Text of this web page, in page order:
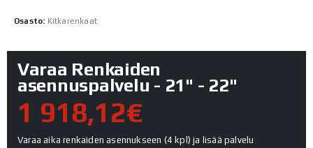
Osasto: Kitkarenkaat
Varaa Renkaiden
asennuspalvelu - 21" - 22"
1 918,12€
Varaa aika renkaiden asennukseen (4 kpl) ja lisää palvelu